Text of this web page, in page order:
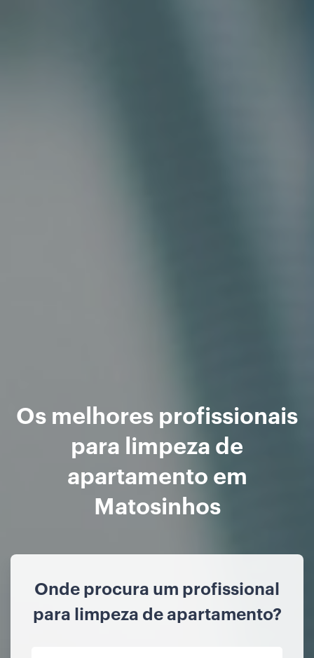
Os melhores profissionais
para limpeza de
apartamento em
Matosinhos
Onde procura um profissional
para limpeza de apartamento?